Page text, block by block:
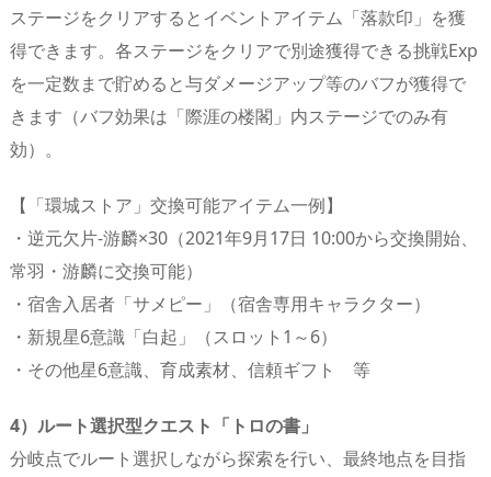
ステージをクリアするとイベントアイテム「落款印」を獲
得できます。各ステージをクリアで別途獲得できる挑戦Exp
を一定数まで貯めると与ダメージアップ等のバフが獲得で
きます（バフ効果は「際涯の楼閣」内ステージでのみ有
効）。
【「環城ストア」交換可能アイテム一例】
・逆元欠片-游麟×30（2021年9月17日 10:00から交換開始、
常羽・游麟に交換可能）
・宿舎入居者「サメピー」（宿舎専用キャラクター）
・新規星6意識「白起」（スロット1～6）
・その他星6意識、育成素材、信頼ギフト 等
4）ルート選択型クエスト「トロの書」
分岐点でルート選択しながら探索を行い、最終地点を目指